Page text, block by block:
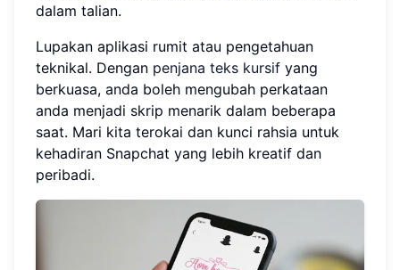
dalam talian.
Lupakan aplikasi rumit atau pengetahuan
teknikal. Dengan penjana teks kursif yang
berkuasa, anda boleh mengubah perkataan
anda menjadi skrip menarik dalam beberapa
saat. Mari kita terokai dan kunci rahsia untuk
kehadiran Snapchat yang lebih kreatif dan
peribadi.